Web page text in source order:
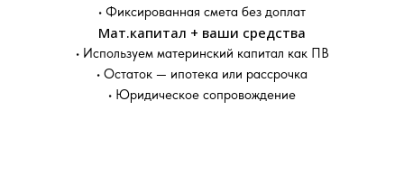
• Фиксированная смета без доплат
Мат.капитал + ваши средства
• Используем материнский капитал как ПВ
• Остаток — ипотека или рассрочка
• Юридическое сопровождение